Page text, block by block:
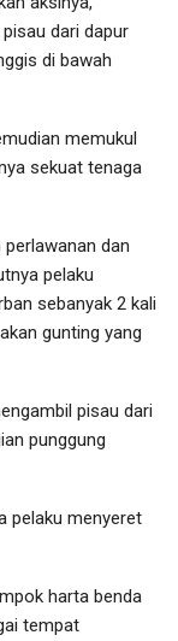
dari dapur
di bawah
memukul
sekuat tenaga
dan
pelaku
sebanyak 2 kali
gunting yang
pisau dari
punggung
pelaku menyeret
harta benda
tempat